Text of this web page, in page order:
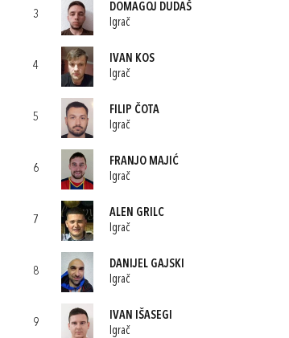
3
DOMAGOJ DUDAŠ
Igrač
4
IVAN KOS
Igrač
5
FILIP ČOTA
Igrač
6
FRANJO MAJIĆ
Igrač
7
ALEN GRILC
Igrač
8
DANIJEL GAJSKI
Igrač
9
IVAN IŠASEGI
Igrač